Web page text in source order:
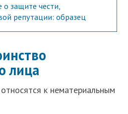
о защите чести,
репутации: образец
лица
к нематериальным